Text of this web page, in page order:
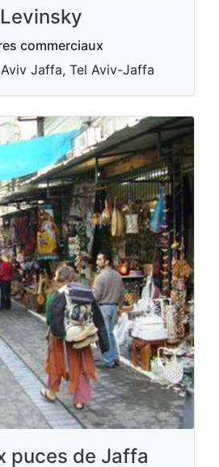
commerciaux
Jaffa, Tel Aviv-Jaffa
puces de Jaffa